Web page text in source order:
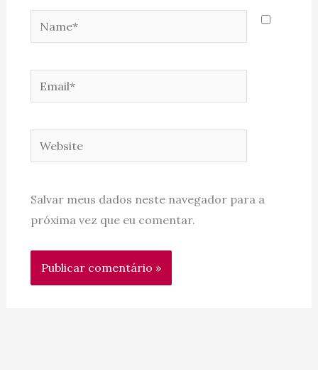
Name*
Email*
Website
Salvar meus dados neste navegador para a
próxima vez que eu comentar.